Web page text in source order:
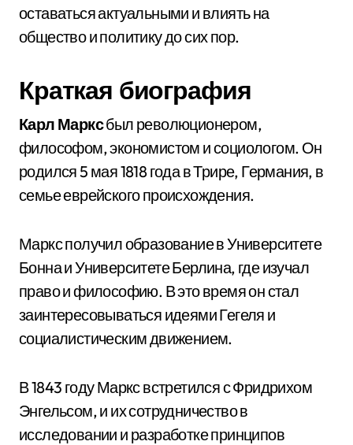
оставаться актуальными и влиять на
общество и политику до сих пор.
Краткая биография
Карл Марксбыл революционером,
философом, экономистом и социологом. Он
родился 5 мая 1818 года в Трире, Германия, в
семье еврейского происхождения.
Маркс получил образование в Университете
Бонна и Университете Берлина, где изучал
право и философию. В это время он стал
заинтересовываться идеями Гегеля и
социалистическим движением.
В 1843 году Маркс встретился с Фридрихом
Энгельсом, и их сотрудничество в
исследовании и разработке принципов